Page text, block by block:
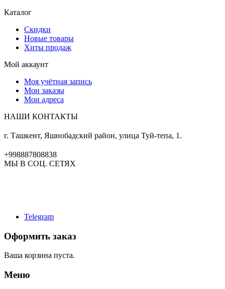
Каталог
Скидки
Новые товары
Хиты продаж
Мой аккаунт
Моя учётная запись
Мои заказы
Мои адреса
НАШИ КОНТАКТЫ
г. Ташкент, Яшнобадский район, улица Туй-тепа, 1.
+998887808838
МЫ В СОЦ. СЕТЯХ
Telegram
Оформить заказ
Ваша корзина пуста.
Меню